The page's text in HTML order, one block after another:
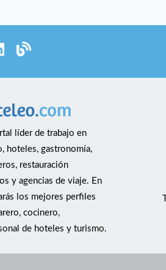
líder de trabajo en
hoteles, gastronomía,
restauración
y agencias de viaje. En
los mejores perfiles
cocinero,
de hoteles y turismo.